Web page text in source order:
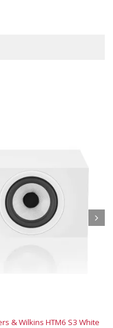
& Wilkins HTM6 S3 White